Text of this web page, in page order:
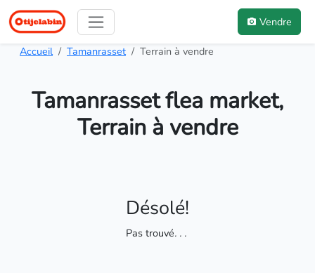
Vendre
Accueil Tamanrasset Terrain à vendre
Tamanrasset flea market,
Terrain à vendre
Désolé!
Pas trouvé. . .